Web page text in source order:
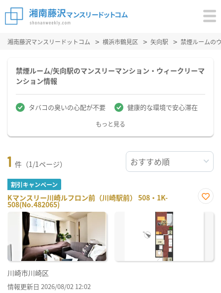
湘南藤沢マンスリードットコム 横浜市鶴見区 矢向駅 禁煙ルームの
禁煙ルーム/矢向駅のマンスリーマンション・ウィークリーマ
ンション情報
タバコの臭いの心配が不要 健康的な環境で安心滞在
もっと見る
1 件（1/1ページ）
割引キャンペーン
Kマンスリー川崎ルフロン前（川崎駅前） 508・1K-
508(No.482065)
に入
川崎市川崎区
情報更新日 2026/08/02 12:02